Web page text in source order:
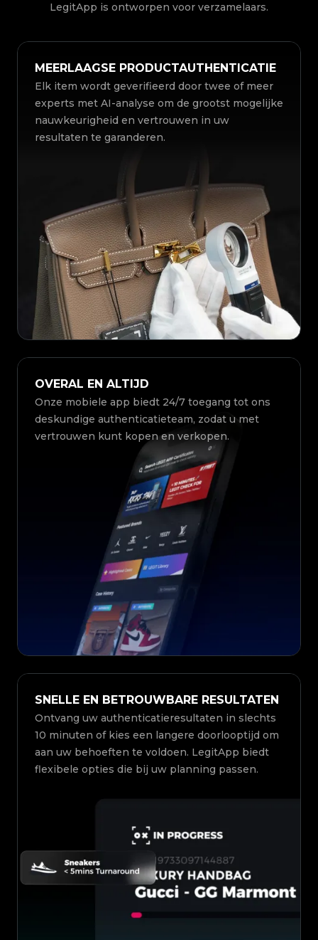
LegitApp is ontworpen voor verzamelaars.
MEERLAAGSE PRODUCTAUTHENTICATIE
Elk item wordt geverifieerd door twee of meer
experts met AI-analyse om de grootst mogelijke
nauwkeurigheid en vertrouwen in uw
resultaten te garanderen.
OVERAL EN ALTIJD
Onze mobiele app biedt 24/7 toegang tot ons
deskundige authenticatieteam, zodat u met
vertrouwen kunt kopen en verkopen.
SNELLE EN BETROUWBARE RESULTATEN
Ontvang uw authenticatieresultaten in slechts
10 minuten of kies een langere doorlooptijd om
aan uw behoeften te voldoen. LegitApp biedt
flexibele opties die bij uw planning passen.